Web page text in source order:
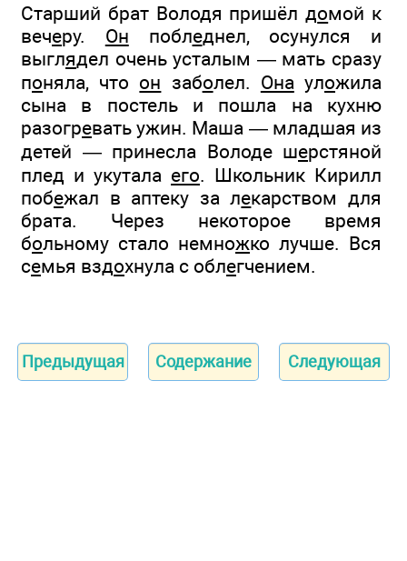
Старший брат Володя пришёл домой к
вечеру. Он побледнел, осунулся и
выглядел очень усталым — мать сразу
поняла, что он заболел. Она уложила
сына в постель и пошла на кухню
разогревать ужин. Маша — младшая из
детей — принесла Володе шерстяной
плед и укутала его. Школьник Кирилл
побежал в аптеку за лекарством для
брата. Через некоторое время
больному стало немножко лучше. Вся
семья вздохнула с облегчением.
Предыдущая Содержание Следующая